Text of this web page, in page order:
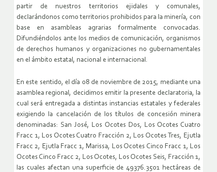
partir de nuestros territorios ejidales y comunales,
declarándonos como territorios prohibidos para la minería, con
base en asambleas agrarias formalmente convocadas.
Difundiéndolos ante los medios de comunicación, organismos
de derechos humanos y organizaciones no gubernamentales
en el ámbito estatal, nacional e internacional.
En este sentido, el día 08 de noviembre de 2015, mediante una
asamblea regional, decidimos emitir la presente declaratoria, la
cual será entregada a distintas instancias estatales y federales
exigiendo la cancelación de los títulos de concesión minera
denominadas: San José, Los Ocotes Dos, Los Ocotes Cuatro
Fracc 1, Los Ocotes Cuatro Fracción 2, Los Ocotes Tres, Ejutla
Fracc 2, Ejutla Fracc 1, Marissa, Los Ocotes Cinco Fracc 1, Los
Ocotes Cinco Fracc 2, Los Ocotes, Los Ocotes Seis, Fracción 1,
las cuales afectan una superficie de 49376.3501 hectáreas de